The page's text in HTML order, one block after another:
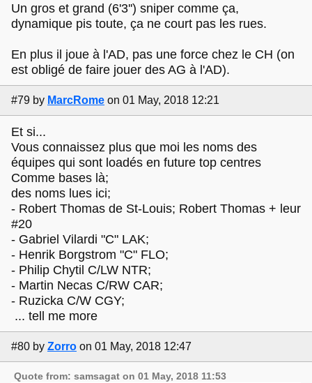
Un gros et grand (6'3'') sniper comme ça,
dynamique pis toute, ça ne court pas les rues.
En plus il joue à l'AD, pas une force chez le CH (on
est obligé de faire jouer des AG à l'AD).
#79 by MarcRome on 01 May, 2018 12:21
Et si...
Vous connaissez plus que moi les noms des
équipes qui sont loadés en future top centres
Comme bases là;
des noms lues ici;
- Robert Thomas de St-Louis; Robert Thomas + leur
#20
- Gabriel Vilardi "C" LAK;
- Henrik Borgstrom "C" FLO;
- Philip Chytil C/LW NTR;
- Martin Necas C/RW CAR;
- Ruzicka C/W CGY;
... tell me more
#80 by Zorro on 01 May, 2018 12:47
Quote from: samsagat on 01 May, 2018 11:53